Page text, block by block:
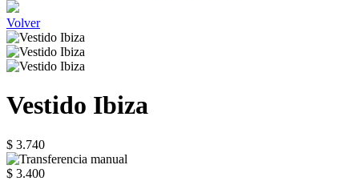
Volver
Vestido Ibiza
$ 3.740
$ 3.400